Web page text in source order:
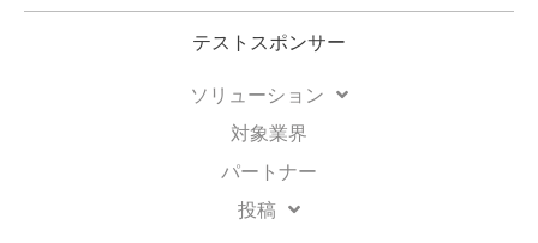
テストスポンサー
ソリューション
対象業界
パートナー
投稿